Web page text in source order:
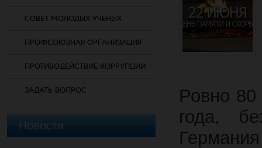
СОВЕТ МОЛОДЫХ УЧЕНЫХ
ПРОФСОЮЗНАЯ ОРГАНИЗАЦИЯ
ПРОТИВОДЕЙСТВИЕ КОРРУПЦИИ
ЗАДАТЬ ВОПРОС
Новости
Ровно 80
года,